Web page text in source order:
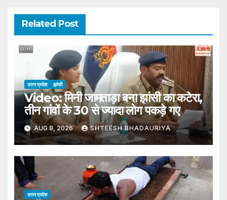
Related Post
उत्तर प्रदेश झांसी
Video: मिनी जामताड़ा बना झांसी का कटेरा,
तीन गांवों के 30 से ज्यादा लोग पकड़े गए
AUG 8, 2026 SHTEESH BHADAURIYA
उत्तर प्रदेश